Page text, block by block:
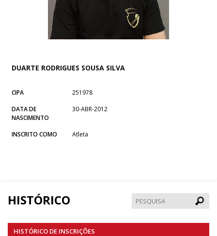
DUARTE RODRIGUES SOUSA SILVA
CIPA
251978
DATA DE
NASCIMENTO
30-ABR-2012
INSCRITO COMO Atleta
HISTÓRICO
HISTÓRICO DE INSCRIÇÕES